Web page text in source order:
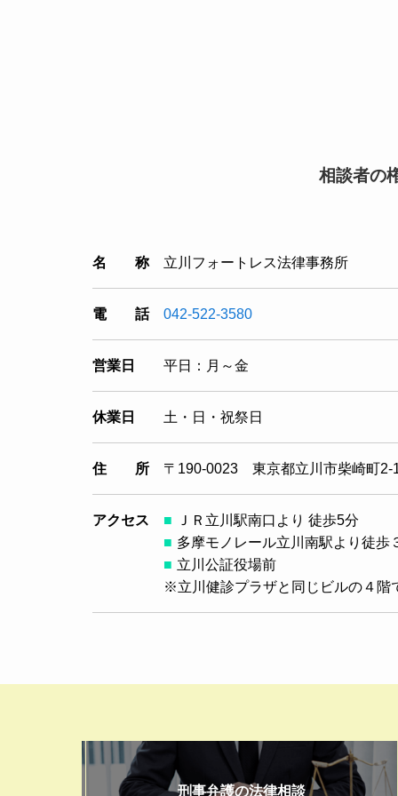
相談者の
名 称 立川フォートレス法律事務所
電 話 042-522-3580
営業日 平日：月～金
休業日 土・日・祝祭日
住 所 〒190-0023 東京都立川市柴崎町
アクセス
ＪＲ立川駅南口より 徒歩5分
多摩モノレール立川南駅より徒歩
立川公証役場前
※立川健診プラザと同じビルの４階
刑事弁護の法律相談